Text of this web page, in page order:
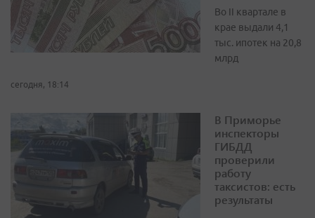
Во II квартале в
крае выдали 4,1
тыс. ипотек на 20,8
млрд
сегодня, 18:14
В Приморье
инспекторы
ГИБДД
проверили
работу
таксистов: есть
результаты